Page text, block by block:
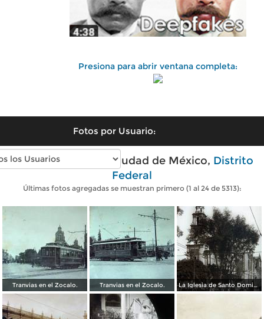
Presiona para abrir ventana completa:
Fotos por Usuario:
Fotos antiguas de Ciudad de México, Distrito
Federal
Últimas fotos agregadas se muestran primero (1 al 24 de 5313):
Tranvias en el Zocalo. Tranvias en el Zocalo. La Iglesia de Santo Domingo.